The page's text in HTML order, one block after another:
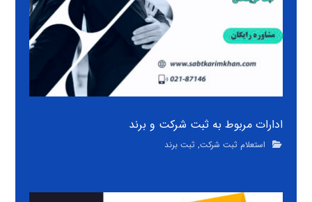
ادارات مربوط به ثبت شرکت و برند
استعلام ثبت شرکت, ثبت برند